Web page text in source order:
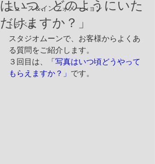
ニュース＆インフォメーション
トラベル
はいつ、どのようにいた
だけますか？」
スタジオムーンで、お客様からよくあ
る質問をご紹介します。
３回目は、
「写真はいつ頃どうやって
もらえますか？」 です。